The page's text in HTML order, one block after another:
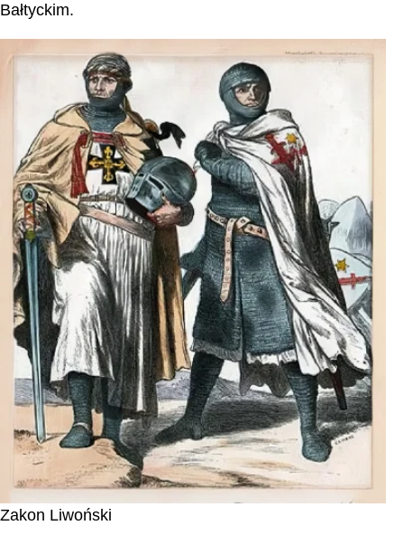
Bałtyckim.
Zakon Liwoński